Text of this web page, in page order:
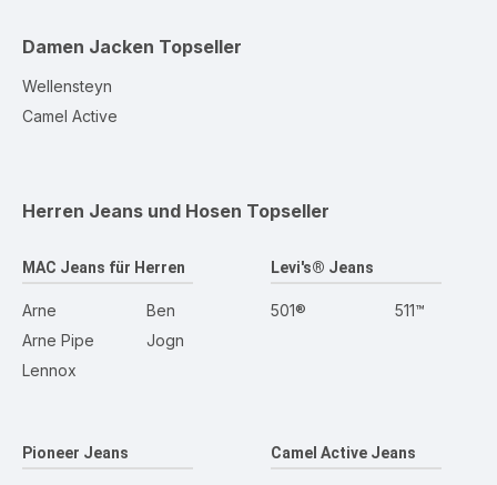
Damen Jacken Topseller
Wellensteyn
Camel Active
Herren Jeans und Hosen Topseller
MAC Jeans für Herren
Arne
Arne Pipe
Lennox
Ben
Jogn
Levi's® Jeans
501® 511™
Pioneer Jeans Camel Active Jeans